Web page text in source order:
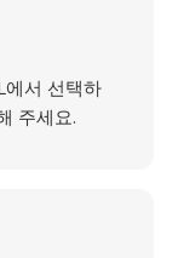
서 선택하
주세요.